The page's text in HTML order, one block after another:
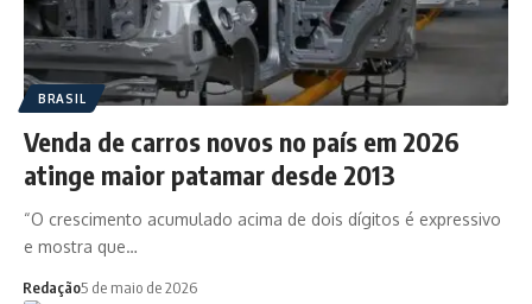
BRASIL
Venda de carros novos no país em 2026
atinge maior patamar desde 2013
“O crescimento acumulado acima de dois dígitos é expressivo
e mostra que…
Redação5 de maio de 2026